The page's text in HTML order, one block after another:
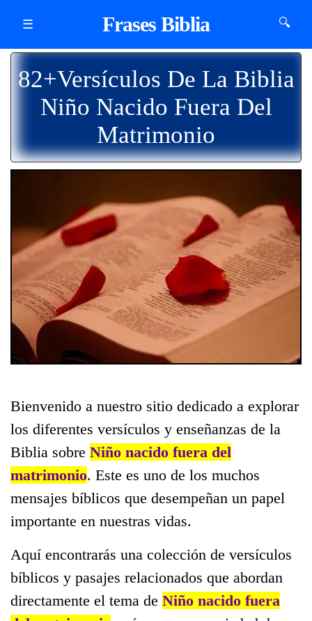
☰ Frases Biblia 🔍
82+Versículos De La Biblia
Niño Nacido Fuera Del
Matrimonio
Bienvenido a nuestro sitio dedicado a explorar
los diferentes versículos y enseñanzas de la
Biblia sobre Niño nacido fuera del
matrimonio. Este es uno de los muchos
mensajes bíblicos que desempeñan un papel
importante en nuestras vidas.
Aquí encontrarás una colección de versículos
bíblicos y pasajes relacionados que abordan
directamente el tema de Niño nacido fuera